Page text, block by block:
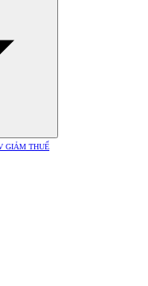
GIẢM THUẾ